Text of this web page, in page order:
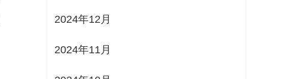
2024年12月
2024年11月